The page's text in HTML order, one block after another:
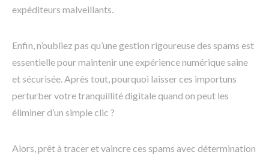
expéditeurs malveillants.
Enfin, n’oubliez pas qu’une gestion rigoureuse des spams est
essentielle pour maintenir une expérience numérique saine
et sécurisée. Après tout, pourquoi laisser ces importuns
perturber votre tranquillité digitale quand on peut les
éliminer d’un simple clic ?
Alors, prêt à tracer et vaincre ces spams avec détermination